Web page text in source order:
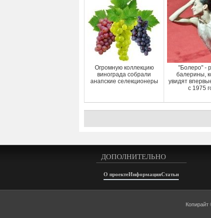
Огромную коллекцию
винограда собрали
анапские селекционеры
"Болеро" -
балерины,
увидят
с 1975
ДОПОЛНИТЕЛЬНО
О проектеИнформацияСтатьи